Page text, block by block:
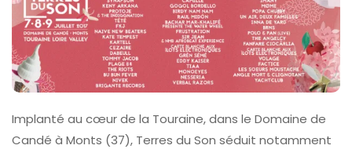
Implanté au cœur de la Touraine, dans le Domaine de
Candé à Monts (37), Terres du Son séduit notamment